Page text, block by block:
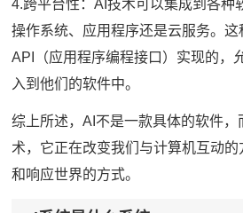
4.跨平台性：AI技术可以集成到各种
操作系统、应用程序还是云服务。
API（应用程序编程接口）实现的，
入到他们的软件中。
综上所述，AI不是一款具体的软件，
术，它正在改变我们与计算机互动
和响应世界的方式。